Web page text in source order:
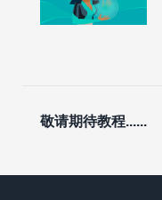
敬请期待教程......